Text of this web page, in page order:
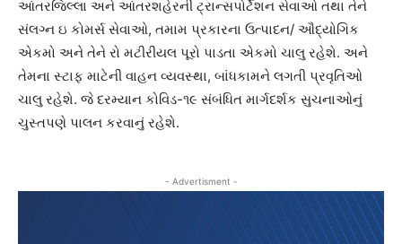
આંતરજિલ્લા અને આંતરશહેરની ટ્રાન્સપોર્ટેશન સેવાઓ તથા તેને
સંલગ્ન ઇ કોમર્સ સેવાઓ, તમામ પ્રકારના ઉત્પાદન/ ઔદ્યોગિક
એકમો અને તેને રો મટીરીયલ પૂરો પાડતા એકમો ચાલુ રહેશે. અને
તેમના સ્ટાફ માટેની વાહન વ્યવસ્થા, બાંધકામને લગતી પ્રવૃતિઓ
ચાલુ રહેશે. જે દરમ્યાન કોવિડ-૧૯ સંબંધિત માર્ગદર્શક સુચનાઓનું
ચુસ્તપણે પાલન કરવાનું રહેશે.
- Advertisment -